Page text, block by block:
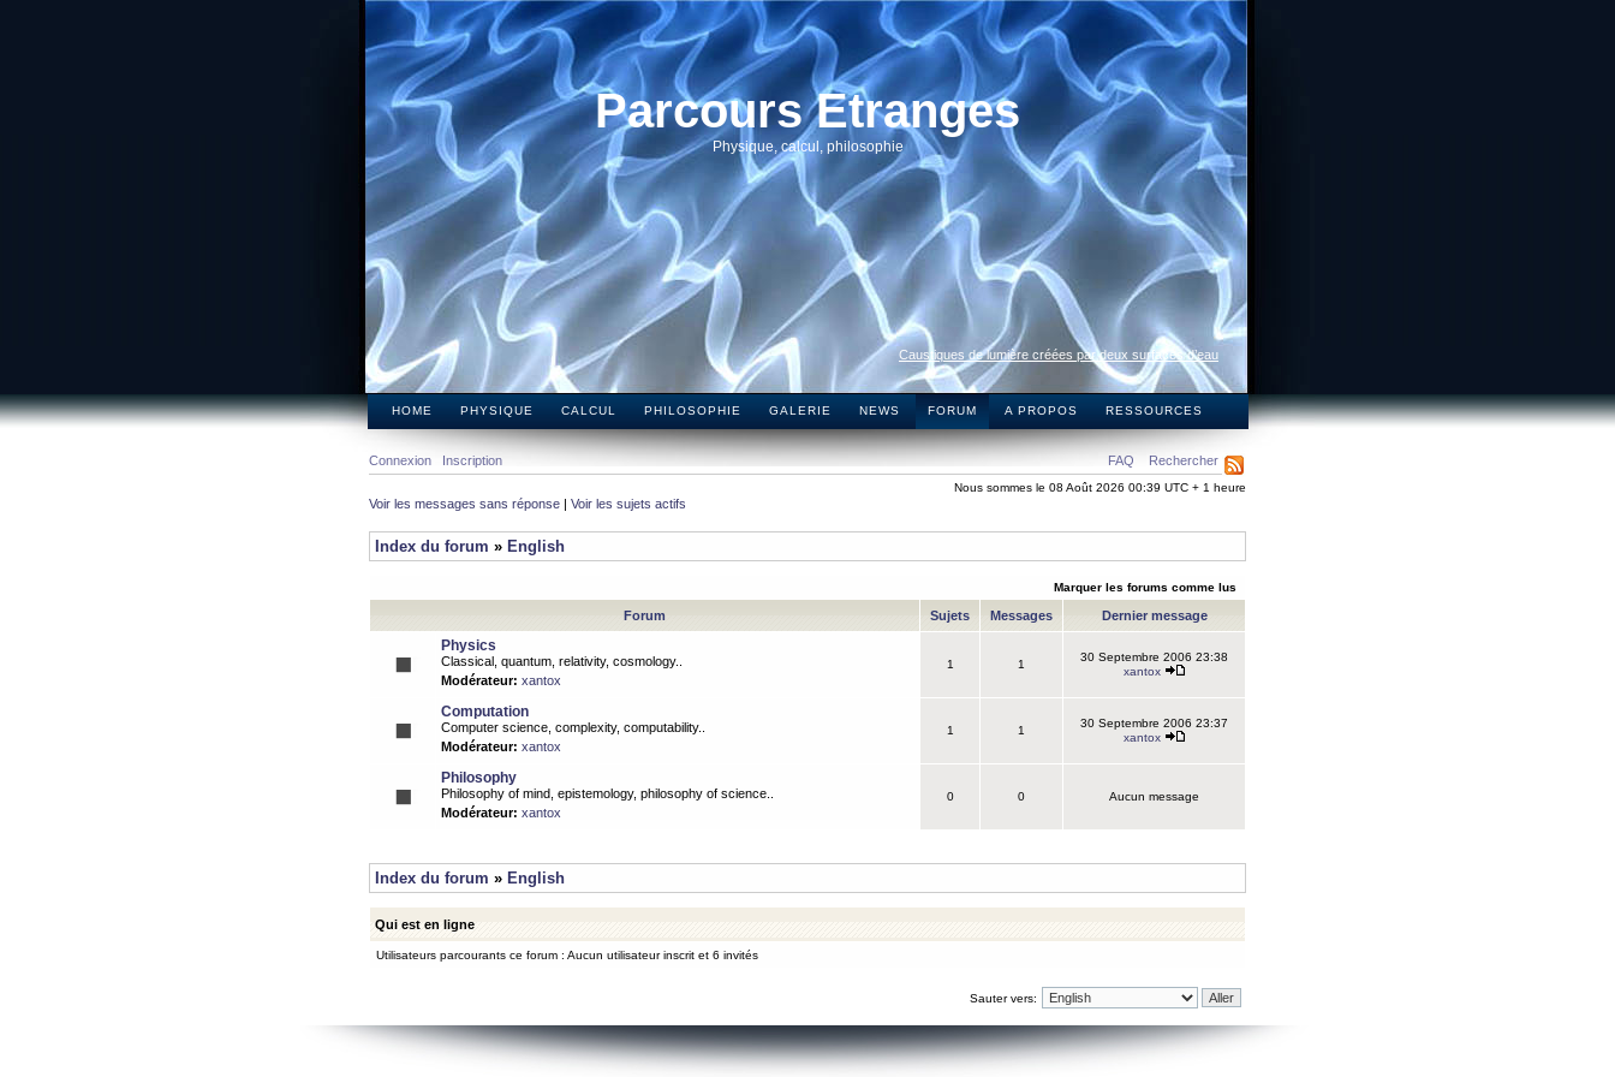
Parcours Etranges
Physique, calcul, philosophie
Caustiques de lumière créées par deux surfaces d’eau
HOME PHYSIQUE CALCUL PHILOSOPHIE GALERIE NEWS FORUM A PROPOS RESSOURCES
FAQ Rechercher
Connexion Inscription
Nous sommes le 08 Août 2026 00:39 UTC + 1 heure
Voir les messages sans réponse | Voir les sujets actifs
Index du forum » English
Marquer les forums comme lus
Forum Sujets Messages Dernier message
Physics
Classical, quantum, relativity, cosmology..
Modérateur: xantox
1 1
30 Septembre 2006 23:38
xantox
Computation
Computer science, complexity, computability..
Modérateur: xantox
1 1
30 Septembre 2006 23:37
xantox
Philosophy
Philosophy of mind, epistemology, philosophy of science..
Modérateur: xantox
0 0 Aucun message
Index du forum » English
Qui est en ligne
Utilisateurs parcourants ce forum : Aucun utilisateur inscrit et 6 invités
Sauter vers: